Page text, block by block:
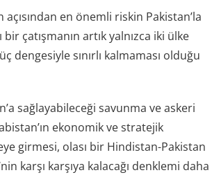
en önemli riskin Pakistan’la
çatışmanın artık yalnızca iki ülke
dengesiyle sınırlı kalmaması olduğu
sağlayabileceği savunma ve askeri
ekonomik ve stratejik
girmesi, olası bir Hindistan-Pakistan
karşı karşıya kalacağı denklemi daha